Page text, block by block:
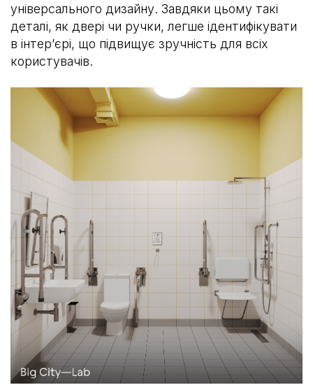
універсального дизайну. Завдяки цьому такі
деталі, як двері чи ручки, легше ідентифікувати
в інтер’єрі, що підвищує зручність для всіх
користувачів.